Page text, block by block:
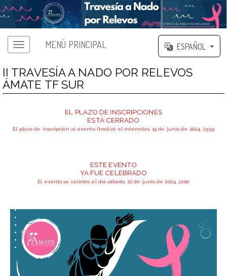
MENÚ PRINCIPAL ESPAÑOL
II TRAVESÍA A NADO POR RELEVOS
ÁMATE TF SUR
EL PLAZO DE INSCRIPCIONES
ESTÁ CERRADO
El plazo de inscripción al evento finalizó el miércoles, 19 de junio de 2024, 23:59
ESTE EVENTO
YA FUE CELEBRADO
El evento se celebró el día sábado, 22 de junio de 2024, 12:00